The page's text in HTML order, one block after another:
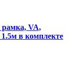
VA,
в комплекте